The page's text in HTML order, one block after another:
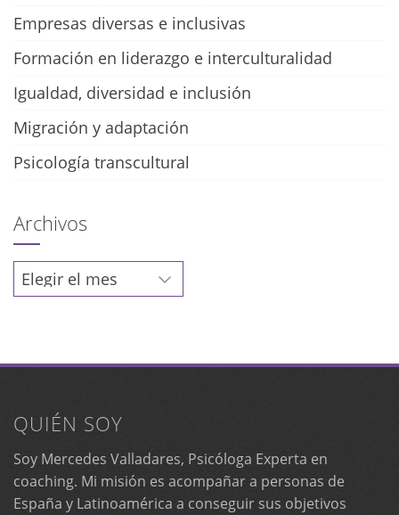
Empresas diversas e inclusivas
Formación en liderazgo e interculturalidad
Igualdad, diversidad e inclusión
Migración y adaptación
Psicología transcultural
Archivos
Archivos
QUIÉN SOY
Soy Mercedes Valladares, Psicóloga Experta en
coaching. Mi misión es acompañar a personas de
España y Latinoamérica a conseguir sus objetivos